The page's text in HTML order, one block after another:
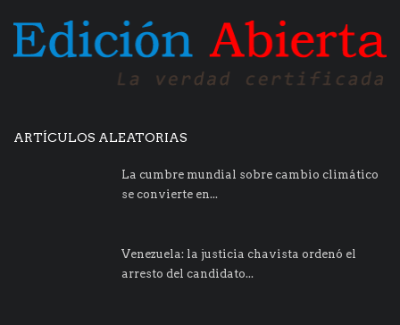
ARTÍCULOS ALEATORIAS
La cumbre mundial sobre cambio climático
se convierte en...
Venezuela: la justicia chavista ordenó el
arresto del candidato...